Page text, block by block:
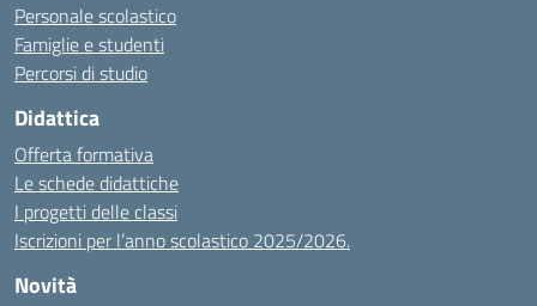
Personale scolastico
Famiglie e studenti
Percorsi di studio
Didattica
Offerta formativa
Le schede didattiche
I progetti delle classi
Iscrizioni per l’anno scolastico 2025/2026.
Novità